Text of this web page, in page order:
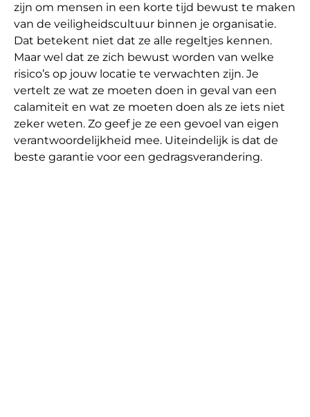
zijn om mensen in een korte tijd bewust te maken
van de veiligheidscultuur binnen je organisatie.
Dat betekent niet dat ze alle regeltjes kennen.
Maar wel dat ze zich bewust worden van welke
risico’s op jouw locatie te verwachten zijn. Je
vertelt ze wat ze moeten doen in geval van een
calamiteit en wat ze moeten doen als ze iets niet
zeker weten. Zo geef je ze een gevoel van eigen
verantwoordelijkheid mee. Uiteindelijk is dat de
beste garantie voor een gedragsverandering.